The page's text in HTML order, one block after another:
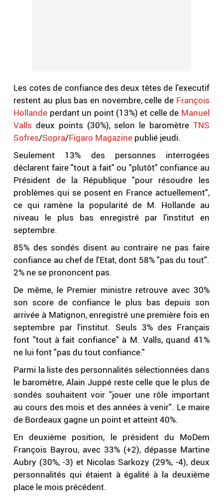
Les cotes de confiance des deux têtes de l'executif
restent au plus bas en novembre, celle de François
Hollande perdant un point (13%) et celle de Manuel
Valls deux points (30%), selon le baromètre TNS
Sofres/Sopra/Figaro Magazine publié jeudi.
Seulement 13% des personnes interrogées
déclarent faire "tout à fait" ou "plutôt" confiance au
Président de la République "pour résoudre les
problèmes qui se posent en France actuellement",
ce qui ramène la popularité de M. Hollande au
niveau le plus bas enregistré par l'institut en
septembre.
85% des sondés disent au contraire ne pas faire
confiance au chef de l'Etat, dont 58% "pas du tout".
2% ne se prononcent pas.
De même, le Premier ministre retrouve avec 30%
son score de confiance le plus bas depuis son
arrivée à Matignon, enregistré une première fois en
septembre par l'institut. Seuls 3% des Français
font "tout à fait confiance" à M. Valls, quand 41%
ne lui font "pas du tout confiance."
Parmi la liste des personnalités sélectionnées dans
le baromètre, Alain Juppé reste celle que le plus de
sondés souhaitent voir "jouer une rôle important
au cours des mois et des années à venir". Le maire
de Bordeaux gagne un point et atteint 40%.
En deuxième position, le président du MoDem
François Bayrou, avec 33% (+2), dépasse Martine
Aubry (30%, -3) et Nicolas Sarkozy (29%, -4), deux
personnalités qui étaient à égalité à la deuxième
place le mois précédent.